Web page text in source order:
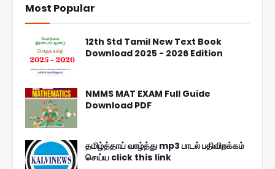
Most Popular
12th Std Tamil New Text Book
Download 2025 - 2026 Edition
NMMS MAT EXAM Full Guide
Download PDF
தமிழ்த்தாய் வாழ்த்து mp3 பாடல் பதிவிறக்கம்
செய்ய click this link